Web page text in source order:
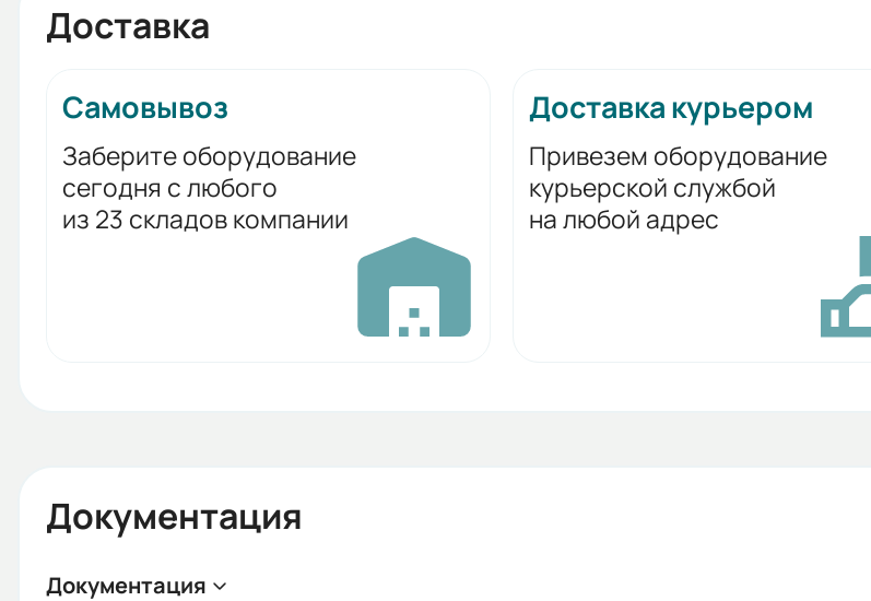
Доставка
Самовывоз
Заберите оборудование
сегодня с любого
из 23 складов компании
Доставка курьером
Привезем оборудование
курьерской службой
на любой адрес
Документация
Документация